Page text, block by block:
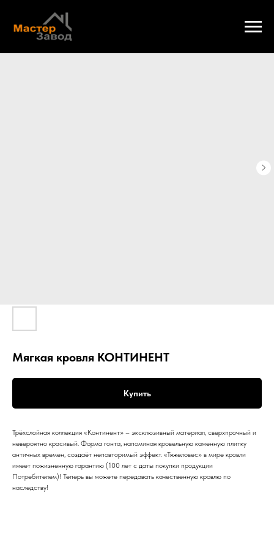
Мягкая кровля КОНТИНЕНТ
Купить
Трёхслойная коллекция «Континент» – эксклюзивный материал, сверхпрочный и
невероятно красивый. Форма гонта, напоминая кровельную каменную плитку
античных времен, создаёт неповторимый эффект. «Тяжеловес» в мире кровли
имеет пожизненную гарантию (100 лет с даты покупки продукции
Потребителем)! Теперь вы можете передавать качественную кровлю по
наследству!